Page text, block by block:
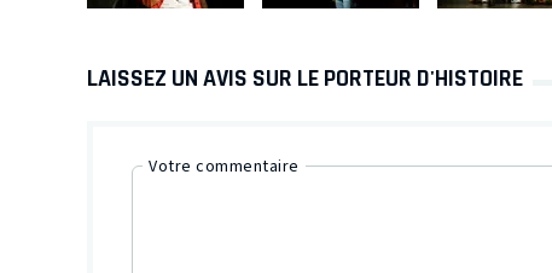
LAISSEZ UN AVIS SUR LE PORTEUR D'HISTOIRE
Votre commentaire